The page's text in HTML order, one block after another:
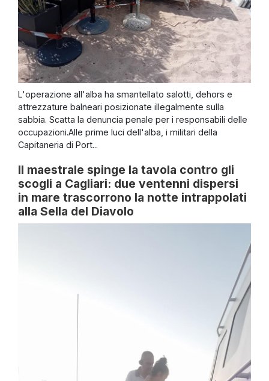
L'operazione all'alba ha smantellato salotti, dehors e
attrezzature balneari posizionate illegalmente sulla
sabbia. Scatta la denuncia penale per i responsabili delle
occupazioni.Alle prime luci dell'alba, i militari della
Capitaneria di Port...
Il maestrale spinge la tavola contro gli
scogli a Cagliari: due ventenni dispersi
in mare trascorrono la notte intrappolati
alla Sella del Diavolo